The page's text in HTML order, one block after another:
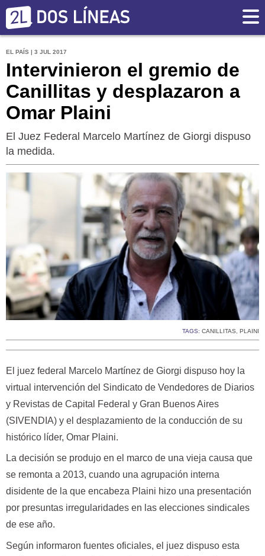
EL PAÍS | 3 JUL 2017
Intervinieron el gremio de
Canillitas y desplazaron a
Omar Plaini
El Juez Federal Marcelo Martínez de Giorgi dispuso
la medida.
TAGS: CANILLITAS, PLAINI
El juez federal Marcelo Martínez de Giorgi dispuso hoy la
virtual intervención del Sindicato de Vendedores de Diarios
y Revistas de Capital Federal y Gran Buenos Aires
(SIVENDIA) y el desplazamiento de la conducción de su
histórico líder, Omar Plaini.
La decisión se produjo en el marco de una vieja causa que
se remonta a 2013, cuando una agrupación interna
disidente de la que encabeza Plaini hizo una presentación
por presuntas irregularidades en las elecciones sindicales
de ese año.
Según informaron fuentes oficiales, el juez dispuso esta